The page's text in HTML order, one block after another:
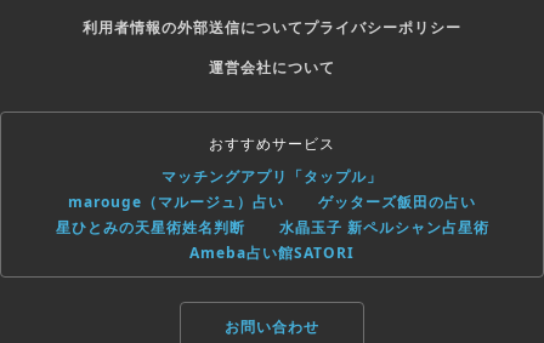
利用者情報の外部送信についてプライバシーポリシー
運営会社について
おすすめサービス
マッチングアプリ「タップル」
marouge（マルージュ）占い
ゲッターズ飯田の占い
星ひとみの天星術姓名判断
水晶玉子 新ペルシャン占星術
Ameba占い館SATORI
お問い合わせ